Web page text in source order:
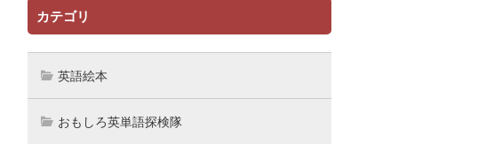
カテゴリ
英語絵本
おもしろ英単語探検隊